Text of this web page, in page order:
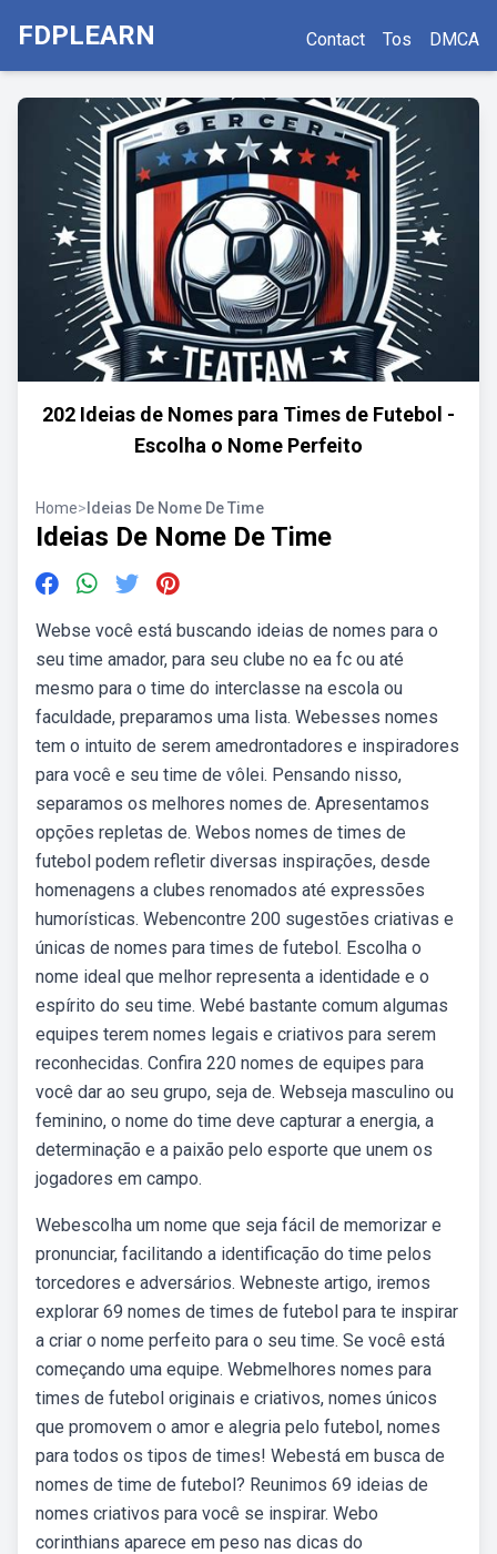
FDPLEARN Contact Tos DMCA
202 Ideias de Nomes para Times de Futebol -
Escolha o Nome Perfeito
Home> Ideias De Nome De Time
Ideias De Nome De Time
Webse você está buscando ideias de nomes para o
seu time amador, para seu clube no ea fc ou até
mesmo para o time do interclasse na escola ou
faculdade, preparamos uma lista. Webesses nomes
tem o intuito de serem amedrontadores e inspiradores
para você e seu time de vôlei. Pensando nisso,
separamos os melhores nomes de. Apresentamos
opções repletas de. Webos nomes de times de
futebol podem refletir diversas inspirações, desde
homenagens a clubes renomados até expressões
humorísticas. Webencontre 200 sugestões criativas e
únicas de nomes para times de futebol. Escolha o
nome ideal que melhor representa a identidade e o
espírito do seu time. Webé bastante comum algumas
equipes terem nomes legais e criativos para serem
reconhecidas. Confira 220 nomes de equipes para
você dar ao seu grupo, seja de. Webseja masculino ou
feminino, o nome do time deve capturar a energia, a
determinação e a paixão pelo esporte que unem os
jogadores em campo.
Webescolha um nome que seja fácil de memorizar e
pronunciar, facilitando a identificação do time pelos
torcedores e adversários. Webneste artigo, iremos
explorar 69 nomes de times de futebol para te inspirar
a criar o nome perfeito para o seu time. Se você está
começando uma equipe. Webmelhores nomes para
times de futebol originais e criativos, nomes únicos
que promovem o amor e alegria pelo futebol, nomes
para todos os tipos de times! Webestá em busca de
nomes de time de futebol? Reunimos 69 ideias de
nomes criativos para você se inspirar. Webo
corinthians aparece em peso nas dicas do